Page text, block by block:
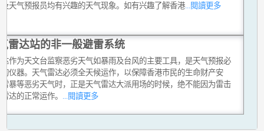
天气预报员均有兴趣的天气现象。如有兴趣了解香港 ...閱讀更多
雷达站的非一般避雷系统
作为天文台监察恶劣天气如暴雨及台风的主要工具，是天气预报必
仪器。天气雷达必须全天候运作，以保障香港巿民的生命财产安
暴等恶劣天气时，正是天气雷达大派用场的时候，绝不能因为雷击
达的正常运作。 ...閱讀更多